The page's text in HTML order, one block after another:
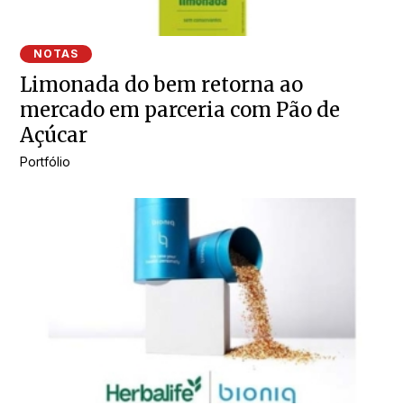
NOTAS
Limonada do bem retorna ao
mercado em parceria com Pão de
Açúcar
Portfólio